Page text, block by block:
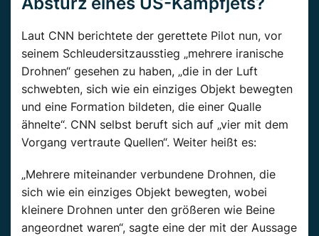
Laut CNN berichtete der gerettete Pilot nun, vor
seinem Schleudersitzausstieg „mehrere iranische
Drohnen“ gesehen zu haben, „die in der Luft
schwebten, sich wie ein einziges Objekt bewegten
und eine Formation bildeten, die einer Qualle
ähnelte“. CNN selbst beruft sich auf „vier mit dem
Vorgang vertraute Quellen“. Weiter heißt es:
„Mehrere miteinander verbundene Drohnen, die
sich wie ein einziges Objekt bewegten, wobei
kleinere Drohnen unter den größeren wie Beine
angeordnet waren“, sagte eine der mit der Aussage